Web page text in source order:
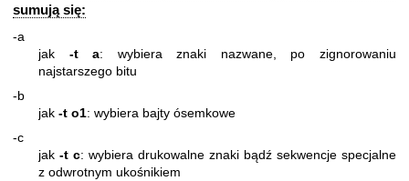
sumują się:
-a
jak -t a: wybiera znaki nazwane, po zignorowaniu
najstarszego bitu
-b
jak -t o1: wybiera bajty ósemkowe
-c
jak -t c: wybiera drukowalne znaki bądź sekwencje specjalne
z odwrotnym ukośnikiem